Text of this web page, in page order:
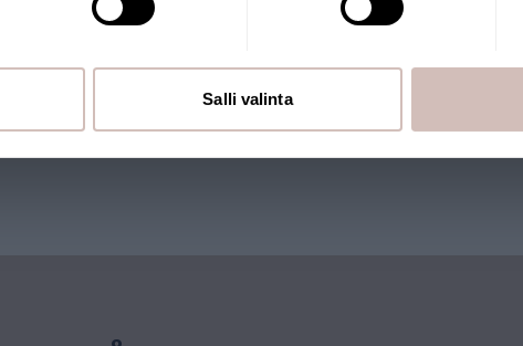
Salli valinta
drivs av ett finländskt
av våra produkter har